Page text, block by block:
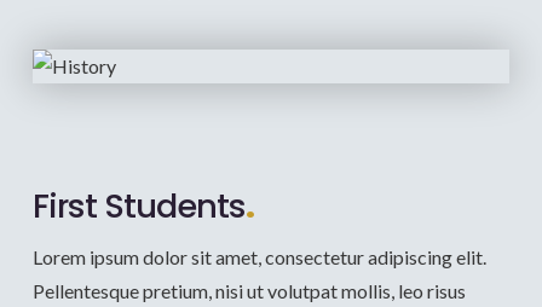
First Students.
Lorem ipsum dolor sit amet, consectetur adipiscing elit.
Pellentesque pretium, nisi ut volutpat mollis, leo risus